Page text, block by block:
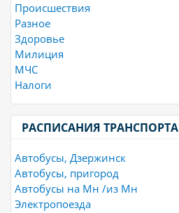
Происшествия
Разное
Здоровье
Милиция
МЧС
Налоги
РАСПИСАНИЯ ТРАНСПОРТА
Автобусы, Дзержинск
Автобусы, пригород
Автобусы на Мн /из Мн
Электропоезда